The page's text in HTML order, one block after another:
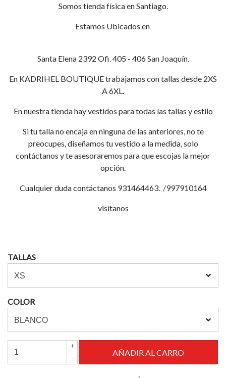
Somos tienda física en Santiago.
Estamos Ubicados en
Santa Elena 2392 Ofi. 405 - 406 San Joaquín.
En KADRIHEL BOUTIQUE trabajamos con tallas desde 2XS
A 6XL.
En nuestra tienda hay vestidos para todas las tallas y estilo
Si tu talla no encaja en ninguna de las anteriores, no te
preocupes, diseñamos tu vestido a la medida, solo
contáctanos y te asesoraremos para que escojas la mejor
opción.
Cualquier duda contáctanos 931464463. /997910164
visítanos
TALLAS
COLOR
+
-